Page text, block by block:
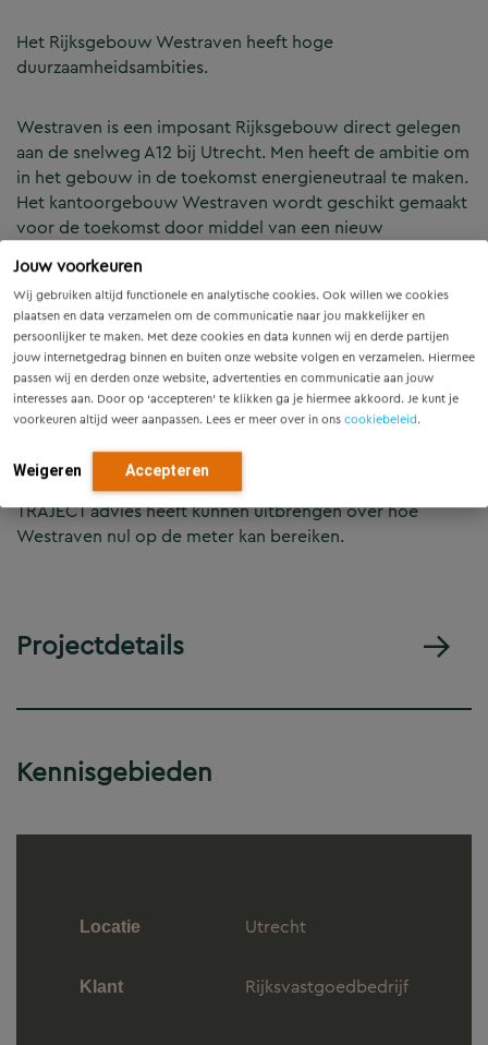
Jouw voorkeuren
Wij gebruiken altijd functionele en analytische cookies. Ook willen we cookies
plaatsen en data verzamelen om de communicatie naar jou makkelijker en
persoonlijker te maken. Met deze cookies en data kunnen wij en derde partijen
jouw internetgedrag binnen en buiten onze website volgen en verzamelen. Hiermee
passen wij en derden onze website, advertenties en communicatie aan jouw
interesses aan. Door op ‘accepteren’ te klikken ga je hiermee akkoord. Je kunt je
voorkeuren altijd weer aanpassen. Lees er meer over in ons cookiebeleid.
Weigeren Accepteren
Het Rijksgebouw Westraven heeft hoge
duurzaamheidsambities.
Westraven is een imposant Rijksgebouw direct gelegen
aan de snelweg A12 bij Utrecht. Men heeft de ambitie om
in het gebouw in de toekomst energieneutraal te maken.
Het kantoorgebouw Westraven wordt geschikt gemaakt
voor de toekomst door middel van een nieuw
werkplekconcept en een verduurzaming. Voor deze
duurzaamheidsambitie heeft zij Movares (voorheen
TRAJECT) benaderd. Het Rijksvastgoedbedrijf wenst een
nulmeting met een betrouwbaar beeld van de staat en
prestaties van het gebouw en de installaties op
hoofdcomponenten én een optimale
vervangingsprognose.
Door middel van DesignBuilder zijn een aantal
gedetailleerde simulaties gemaakt op basis waarvan
TRAJECT advies heeft kunnen uitbrengen over hoe
Westraven nul op de meter kan bereiken.
Projectdetails
Kennisgebieden
Locatie Utrecht
Klant Rijksvastgoedbedrijf